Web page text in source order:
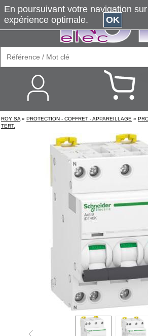
ROY SA » PROTECTION - COFFRET - APPAREILLAGE »
TERT.
En poursuivant votre navigation
expérience optimale.
OK